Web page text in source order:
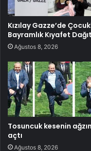
Kızılay Gazze’de
Bayramlık Kıyafet
Ağustos 8, 2026
Tosuncuk kesenin
açtı
Ağustos 8, 2026